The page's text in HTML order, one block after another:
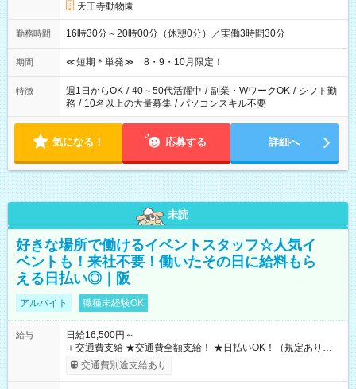
天王寺動物園
勤務時間 16時30分～20時00分（休憩0分）／実働3時間30分
期間 ≪短期＊単発≫ 8・9・10月限定！
特徴 週1日からOK / 40～50代活躍中 / 副業・WワークOK / シフト勤
務 / 10名以上の大量募集 / パソコンスキル不要
気になる！ 応募する 詳細へ
未読
好きな場所で働けるイベントスタッフ☆人気イ
ベントも！来社不要！働いたその日に給料もら
える日払い◎｜阪
アルバイト 職種未経験OK
給与
日給16,500円～
＋交通費支給 ★交通費全額支給！ ★日払いOK！（規定あり） ┗
働いたその日に現金GET♪ お仕事後はコンビニATMから 日払
交通費別途支給あり